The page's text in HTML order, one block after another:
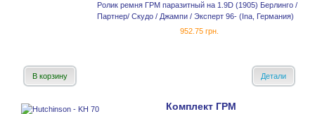
Ролик ремня ГРМ паразитный на 1.9D (1905) Берлинго /
Партнер/ Скудо / Джампи / Эксперт 96- (Ina, Германия)
952.75 грн.
В корзину Детали
Комплект ГРМ